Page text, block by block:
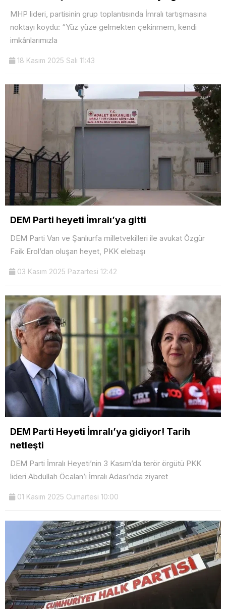
MHP lideri, partisinin grup toplantısında İmralı tartışmasına
noktayı koydu: “Yüz yüze gelmekten çekinmem, kendi
imkânlarımızla
18 Kasım 2025 Salı 11:43
DEM Parti heyeti İmralı’ya gitti
DEM Parti Van ve Şanlıurfa milletvekilleri ile avukat Özgür
Faik Erol’dan oluşan heyet, PKK elebaşı
03 Kasım 2025 Pazartesi 12:42
DEM Parti Heyeti İmralı’ya gidiyor! Tarih
netleşti
DEM Parti İmralı Heyeti’nin 3 Kasım’da terör örgütü PKK
lideri Abdullah Öcalan’ı İmralı Adası’nda ziyaret
01 Kasım 2025 Cumartesi 10:00